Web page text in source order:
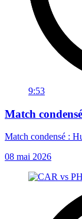
9:53
Match
Match condensé :
08 mai 2026